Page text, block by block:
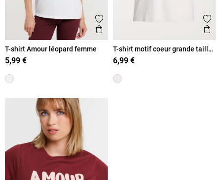
Ajouter aux favoris
Aperçu rapide
T-shirt Amour léopard femme
5,99 €
T-shirt motif coeur grande taille
femme
6,99 €